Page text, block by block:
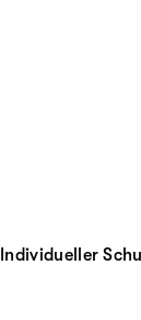
Individueller